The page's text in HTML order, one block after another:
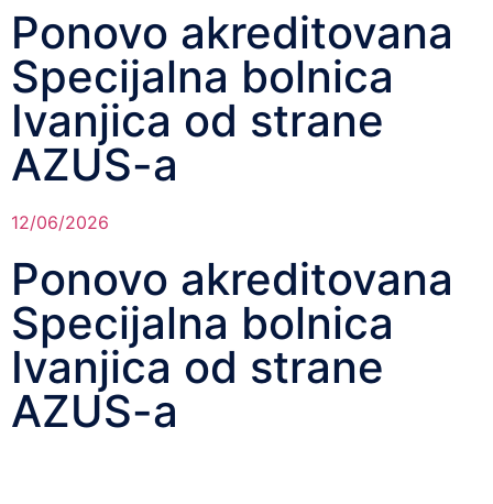
Ponovo akreditovana
Specijalna bolnica
Ivanjica od strane
AZUS-a
12/06/2026
Ponovo akreditovana
Specijalna bolnica
Ivanjica od strane
AZUS-a